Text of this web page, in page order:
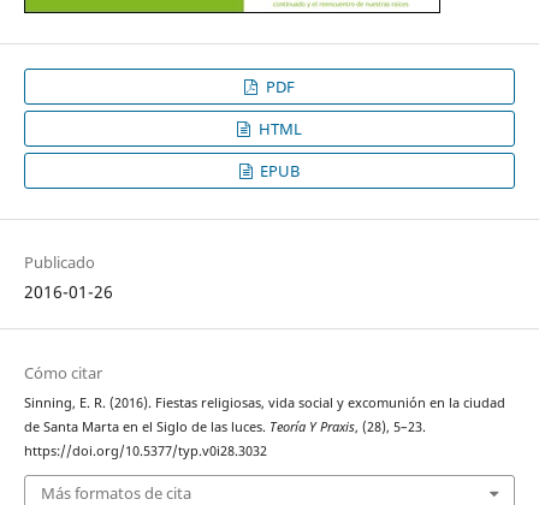
PDF
HTML
EPUB
Publicado
2016-01-26
Cómo citar
Sinning, E. R. (2016). Fiestas religiosas, vida social y excomunión en la ciudad
de Santa Marta en el Siglo de las luces. Teoría Y Praxis, (28), 5–23.
https://doi.org/10.5377/typ.v0i28.3032
Más formatos de cita